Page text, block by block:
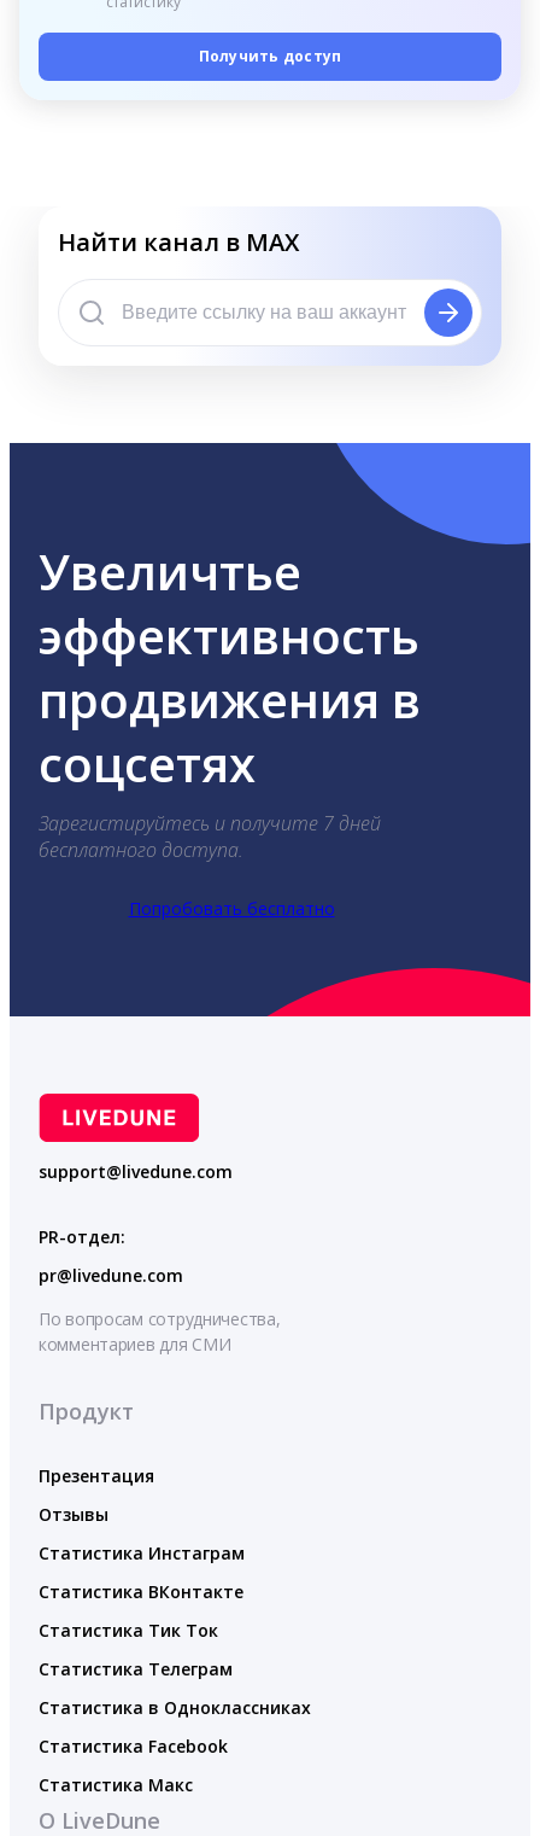
Получить доступ
Найти канал в MAX
Увеличтье
эффективность
продвижения в
соцсетях
Зарегистируйтесь и получите 7 дней
бесплатного доступа.
Попробовать бесплатно
support@livedune.com
PR-отдел:
pr@livedune.com
По вопросам сотрудничества,
комментариев для СМИ
Продукт
Презентация
Отзывы
Статистика Инстаграм
Статистика ВКонтакте
Статистика Тик Ток
Статистика Телеграм
Статистика в Одноклассниках
Статистика Facebook
Статистика Макс
О LiveDune